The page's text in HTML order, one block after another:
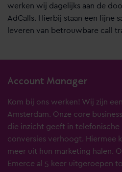
werken wij dagelijks aan de
AdCalls. Hierbij staan een fijne
leveren van betrouwbare call
Account Manager
Kom bij ons werken! Wij zijn
Amsterdam. Onze core
die inzicht geeft in telefonische
conversies verhoogt. Hiermee
meer uit hun marketing halen.
Emerce al 5 keer uitgeroepen